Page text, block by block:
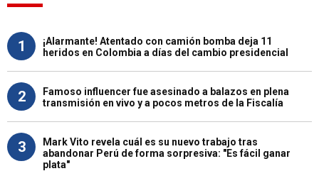
1
¡Alarmante! Atentado con camión bomba deja 11
heridos en Colombia a días del cambio presidencial
2
Famoso influencer fue asesinado a balazos en plena
transmisión en vivo y a pocos metros de la Fiscalía
3
Mark Vito revela cuál es su nuevo trabajo tras
abandonar Perú de forma sorpresiva: "Es fácil ganar
plata"